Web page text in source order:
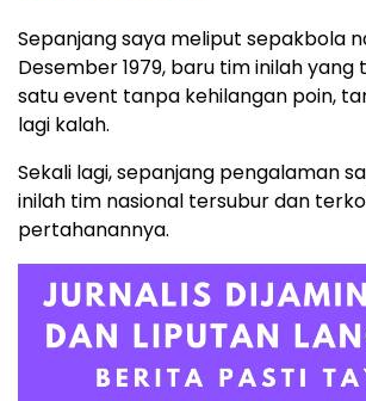
Sepanjang saya meliput sepakbola
Desember 1979, baru tim inilah
satu event tanpa kehilangan poin,
lagi kalah.
Sekali lagi, sepanjang pengalaman
inilah tim nasional tersubur dan
pertahanannya.